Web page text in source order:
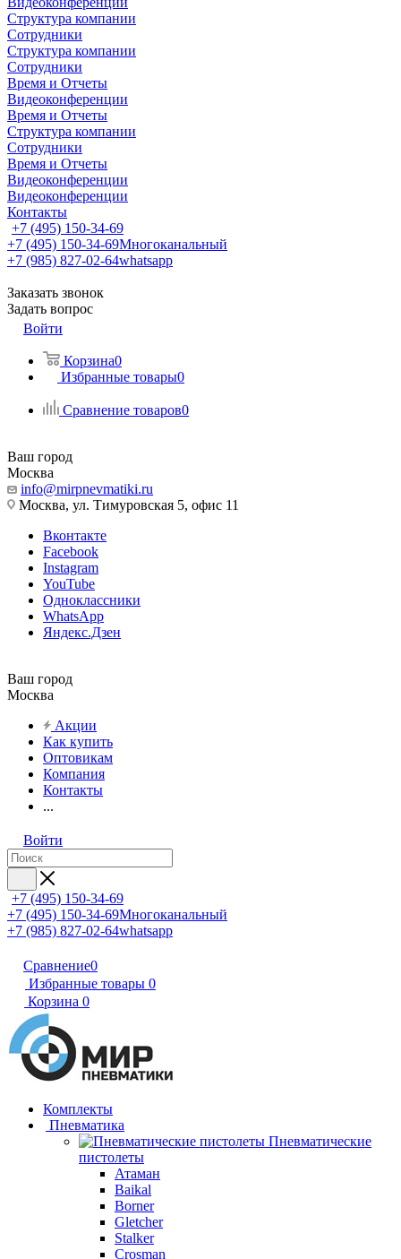
Структура компании
Сотрудники
Структура компании
Сотрудники
Время и Отчеты
Видеоконференции
Время и Отчеты
Структура компании
Сотрудники
Время и Отчеты
Видеоконференции
Видеоконференции
Контакты
+7 (495) 150-34-69
+7 (495) 150-34-69Многоканальный
+7 (985) 827-02-64whatsapp
Заказать звонок
Задать вопрос
Войти
Корзина0
Избранные товары0
Сравнение товаров0
Ваш город
Москва
info@mirpnevmatiki.ru
Москва, ул. Тимуровская 5, офис 11
Вконтакте
Facebook
Instagram
YouTube
Одноклассники
WhatsApp
Яндекс.Дзен
Ваш город
Москва
Акции
Как купить
Оптовикам
Компания
Контакты
...
Войти
+7 (495) 150-34-69
+7 (495) 150-34-69Многоканальный
+7 (985) 827-02-64whatsapp
Сравнение0
Избранные товары 0
Корзина 0
Комплекты
Пневматика
Пневматические
пистолеты
Атаман
Baikal
Borner
Gletcher
Stalker
Crosman